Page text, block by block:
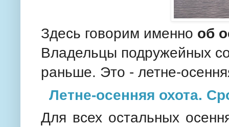
Здесь говорим именно об
Владельцы подружейных
раньше. Это - летне-
Летне-осенняя охота.
Для всех остальных